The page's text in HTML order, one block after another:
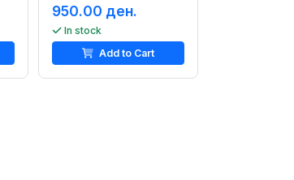
950.00 ден.
In stock
Add to Cart